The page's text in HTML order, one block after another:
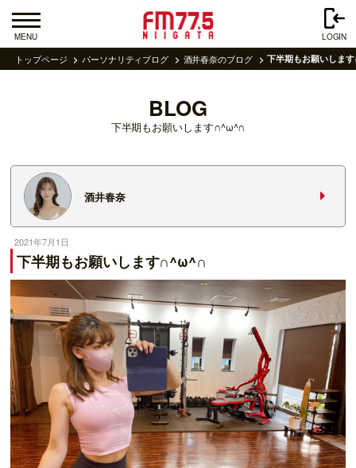
MENU LOGIN
トップページ パーソナリティブログ 酒井春奈のブログ 下半期もお願いしま
BLOG
下半期もお願いします∩^ω^∩
酒井春奈
2021年7月1日
下半期もお願いします∩^ω^∩